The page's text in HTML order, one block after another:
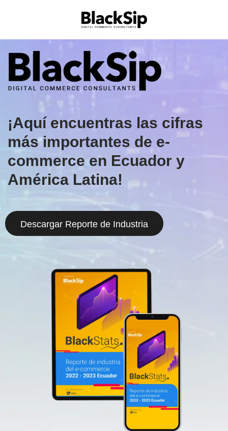
¡Aquí encuentras las cifras
más importantes de e-
commerce en Ecuador y
América Latina!
Descargar Reporte de Industria